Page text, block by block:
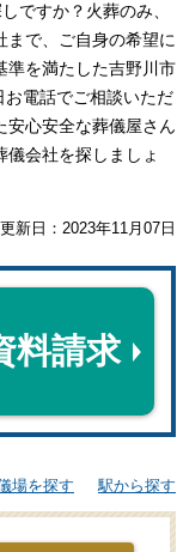
ですか？火葬のみ、
で、ご自身の希望に
準を満たした吉野川市
電話でご相談いただ
安心安全な葬儀屋さん
会社を探しましょ
新日： 2023年11月07日
料請求
場を探す 駅から探す